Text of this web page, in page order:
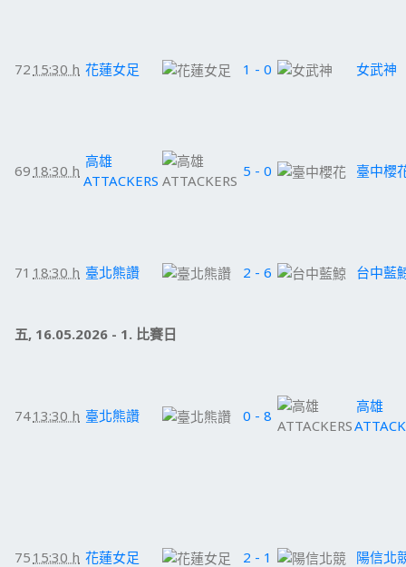
72 15:30 h 花蓮女足 1 - 0 女武神
69 18:30 h
高雄
ATTACKERS
5 - 0 臺中櫻
71 18:30 h 臺北熊讚 2 - 6 台中藍
五, 16.05.2026 - 1. 比賽日
7413:30 h 臺北熊讚 0 - 8
高雄
75 15:30 h 花蓮女足 2 - 1 陽信北